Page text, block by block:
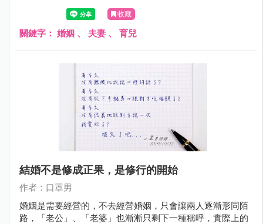
收藏
關鍵字： 婚姻 、 夫妻 、 育兒
結婚不是修成正果，是修行的開始
作者：口罩男
婚姻是需要經營的，不去經營婚姻，只會讓兩人逐漸形同陌
路，「老公」、「老婆」也漸漸只剩下一種稱呼，實際上的